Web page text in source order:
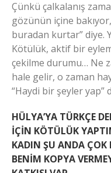
Çünkü çalkalanış
gözünün içine
buradan kurtar” diye.
Kötülük, aktif bir
çekilme durumu… Ne
hale gelir, o zaman
“Haydi bir şeyler
HÜLYA’YA TÜRKÇE
İÇİN KÖTÜLÜK
KADIN ŞU ANDA ÇOK
BENİM KOPYA